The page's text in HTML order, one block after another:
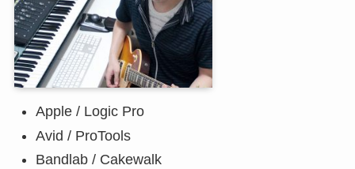
Apple / Logic Pro
Avid / ProTools
Bandlab / Cakewalk